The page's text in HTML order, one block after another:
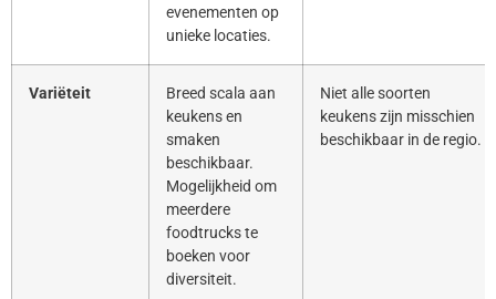
evenementen op
unieke locaties.
Variëteit
Breed scala aan
keukens en
smaken
beschikbaar.
Mogelijkheid om
meerdere
foodtrucks te
boeken voor
diversiteit.
Niet alle soorten
keukens zijn misschien
beschikbaar in de regio.